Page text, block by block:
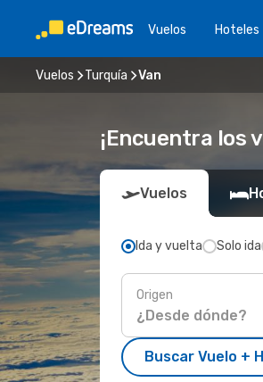
Vuelos Hoteles
Vuelos Turquía Van
¡Encuentra los
Vuelos
Ida y vuelta Solo ida
Origen
Buscar Vuelo +